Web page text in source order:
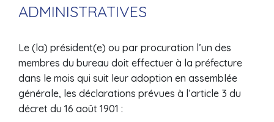
ADMINISTRATIVES
Le (la) président(e) ou par procuration l’un des
membres du bureau doit effectuer à la préfecture
dans le mois qui suit leur adoption en assemblée
générale, les déclarations prévues à l’article 3 du
décret du 16 août 1901 :